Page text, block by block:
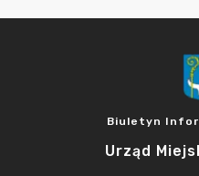
Biuletyn
Urząd